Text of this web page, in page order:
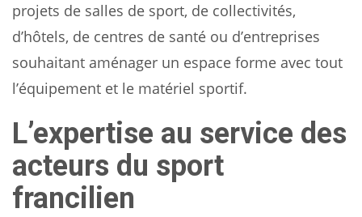
projets de salles de sport, de collectivités,
d’hôtels, de centres de santé ou d’entreprises
souhaitant aménager un espace forme avec tout
l’équipement et le matériel sportif.
L’expertise au service des
acteurs du sport
francilien